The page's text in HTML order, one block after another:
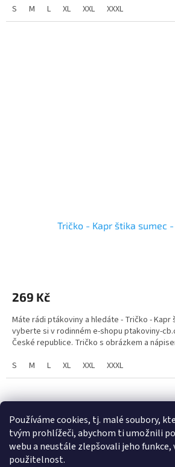
Používáme cookies, tj. malé soubory,
tvým prohlížeči, abychom ti umožnili
webu a neustále zlepšovali jeho funkce,
použitelnost.
S
M L XL XXL XXXL
Tričko - Kapr štika sumec
269 Kč
Máte rádi ptákoviny a hledáte - Tričko - Kapr
vyberte si v rodinném e-shopu ptakoviny-
České republice. Tričko s obrázkem a
S
M L XL XXL XXXL